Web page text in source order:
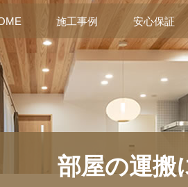
施工事例 安心保証
部屋の運搬